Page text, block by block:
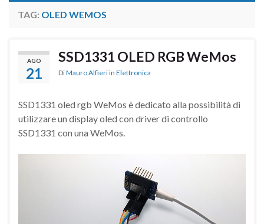
TAG: OLED WEMOS
AGO
21
SSD1331 OLED RGB WeMos
DiMauro Alfieri in Elettronica
SSD1331 oled rgb WeMos è dedicato alla possibilità di
utilizzare un display oled con driver di controllo
SSD1331 con una WeMos.